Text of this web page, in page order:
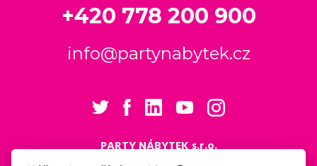
+420 778 200 900
info@partynabytek.cz
PARTY NÁBYTEK s.r.o.